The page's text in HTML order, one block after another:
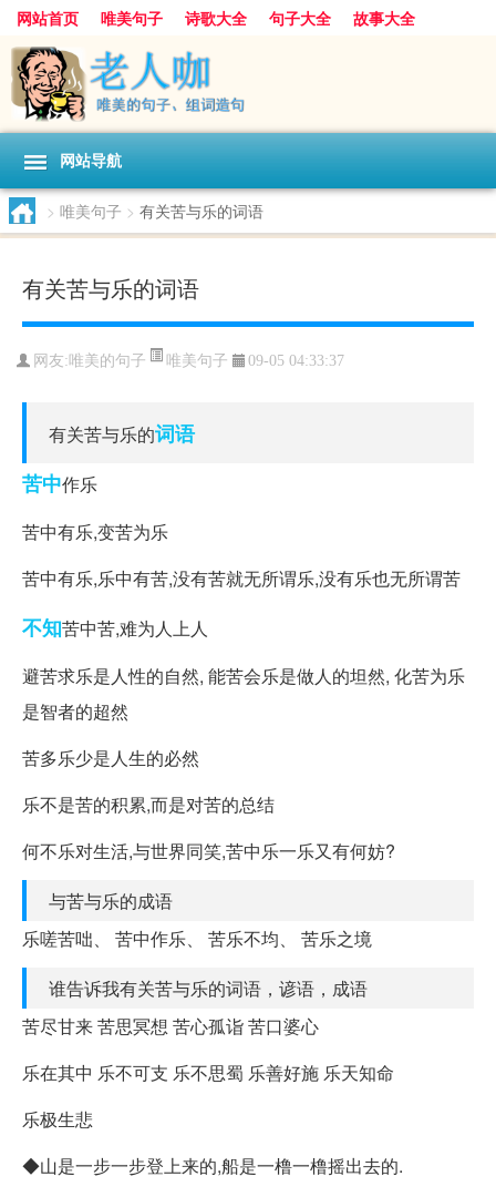
网站首页 唯美句子 诗歌大全 句子大全
故事大全
人生感悟
其他美文 美文欣赏
感人故事
句子分类
网站导航
> 唯美句子 > 有关苦与乐的词语
有关苦与乐的词语
网友: 唯美的句子 唯美句子 09-05 04:33:37
有关苦与乐的词语
苦中作乐
苦中有乐,变苦为乐
苦中有乐,乐中有苦,没有苦就无所谓乐,没有乐也无所谓苦
不知苦中苦,难为人上人
避苦求乐是人性的自然, 能苦会乐是做人的坦然, 化苦为乐
是智者的超然
苦多乐少是人生的必然
乐不是苦的积累,而是对苦的总结
何不乐对生活,与世界同笑,苦中乐一乐又有何妨?
与苦与乐的成语
乐嗟苦咄、 苦中作乐、 苦乐不均、 苦乐之境
谁告诉我有关苦与乐的词语，谚语，成语
苦尽甘来 苦思冥想 苦心孤诣 苦口婆心
乐在其中 乐不可支 乐不思蜀 乐善好施 乐天知命
乐极生悲
◆山是一步一步登上来的,船是一橹一橹摇出去的.